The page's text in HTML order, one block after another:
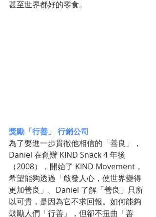
甚至世界都好的零食。
獎勵「行善」 行銷公司
為了要進一步貫徹他相信的「善良」，
Daniel 在創辦 KIND Snack 4 年後
（2008），開始了 KIND Movement，
希望能夠透過「啟發人心，使世界變得
更加善良」。Daniel 了解「善良」只所
以可貴，是因為它不求回報。如何能夠
鼓勵人們「行善」，但卻不扭曲「善